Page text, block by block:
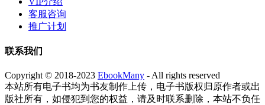
客服咨询
推广计划
联系我们
Copyright © 2018-2023 EbookMany - All rights reserved
本站所有电子书均为书友制作上传，电子书版权归原作者或出
版社所有，如侵犯到您的权益，请及时联系删除，本站不负任